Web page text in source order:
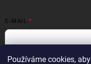
Používáme cookies,
E-MAIL